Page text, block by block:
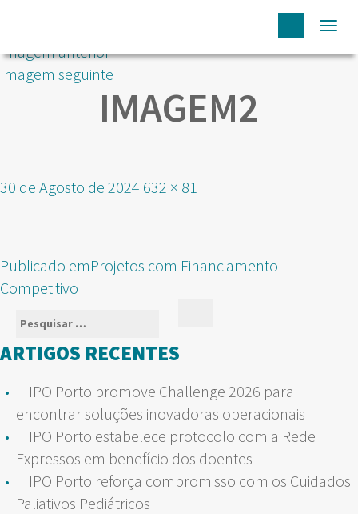
Imagem anterior
Imagem seguinte
IMAGEM2
Publicado
30 de Agosto de 2024 Tamanho
632 × 81
NAVEGAÇÃO
DE
ARTIGOS
Publicado emProjetos com Financiamento
Competitivo
Pesquisar
por:
ARTIGOS RECENTES
IPO Porto promove Challenge 2026 para
encontrar soluções inovadoras operacionais
IPO Porto estabelece protocolo com a Rede
Expressos em benefício dos doentes
IPO Porto reforça compromisso com os Cuidados
Paliativos Pediátricos